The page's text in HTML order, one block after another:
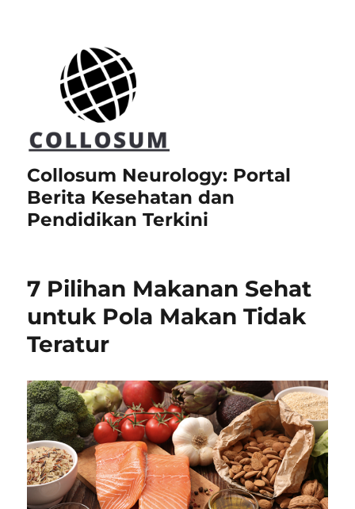
Collosum Neurology: Portal
Berita Kesehatan dan
Pendidikan Terkini
7 Pilihan Makanan Sehat
untuk Pola Makan Tidak
Teratur